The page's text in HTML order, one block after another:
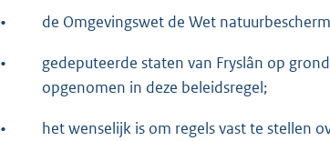
• de Omgevingswet de Wet
•
gedeputeerde staten van Fryslân op
opgenomen in deze beleidsregel;
•
het wenselijk is om regels vast te stellen